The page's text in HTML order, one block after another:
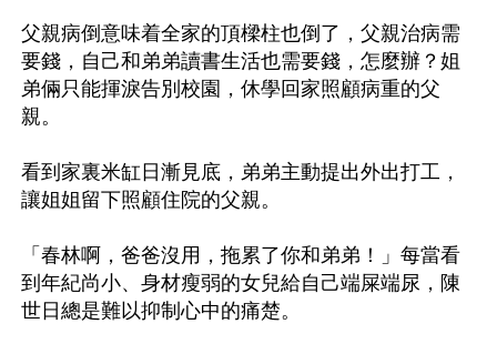
父親病倒意味着全家的頂樑柱也倒了，父親治病需
要錢，自己和弟弟讀書生活也需要錢，怎麼辦？姐
弟倆只能揮淚告別校園，休學回家照顧病重的父
親。
看到家裏米缸日漸見底，弟弟主動提出外出打工，
讓姐姐留下照顧住院的父親。
「春林啊，爸爸沒用，拖累了你和弟弟！」每當看
到年紀尚小、身材瘦弱的女兒給自己端屎端尿，陳
世日總是難以抑制心中的痛楚。